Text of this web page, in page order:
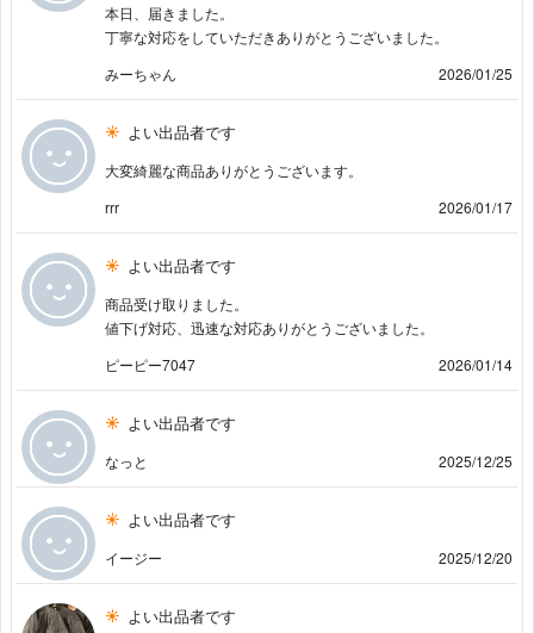
本日、届きました。
丁寧な対応をしていただきありがとうございました。
みーちゃん
2026/01/25
よい出品者です
大変綺麗な商品ありがとうございます。
rrr
2026/01/17
よい出品者です
商品受け取りました。
値下げ対応、迅速な対応ありがとうございました。
ピーピー7047
2026/01/14
よい出品者です
なっと 2025/12/25
よい出品者です
イージー 2025/12/20
よい出品者です